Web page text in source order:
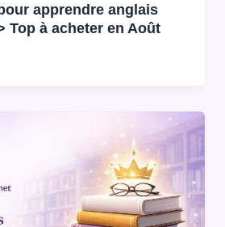
apprendre anglais
Top à acheter en Août